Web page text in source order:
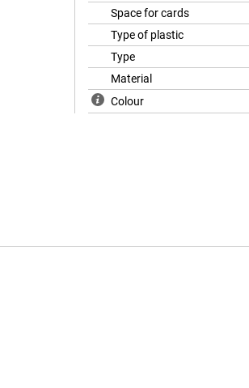
Space for cards
Type of plastic
Type
Material
Colour